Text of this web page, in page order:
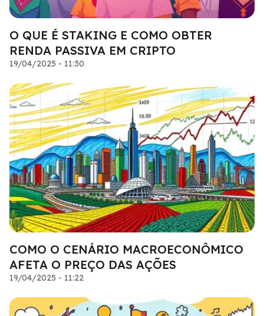
O QUE É STAKING E COMO OBTER
RENDA PASSIVA EM CRIPTO
19/04/2025 - 11:30
COMO O CENÁRIO MACROECONÔMICO
AFETA O PREÇO DAS AÇÕES
19/04/2025 - 11:22